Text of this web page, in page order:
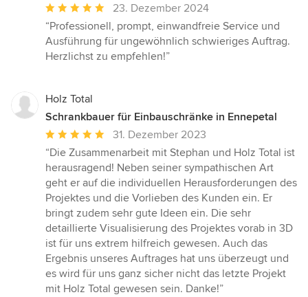
Durchschnittliche
Bewertung:
5
von
23. Dezember 2024
“Professionell, prompt, einwandfreie Service und
Ausführung für ungewöhnlich schwieriges Auftrag.
Herzlichst zu empfehlen!”
Holz Total
Schrankbauer für Einbauschränke in Ennepetal
Durchschnittliche
Bewertung:
5
von
5
Sternen
31. Dezember 2023
“Die Zusammenarbeit mit Stephan und Holz Total ist
herausragend! Neben seiner sympathischen Art
geht er auf die individuellen Herausforderungen des
Projektes und die Vorlieben des Kunden ein. Er
bringt zudem sehr gute Ideen ein. Die sehr
detaillierte Visualisierung des Projektes vorab in 3D
ist für uns extrem hilfreich gewesen. Auch das
Ergebnis unseres Auftrages hat uns überzeugt und
es wird für uns ganz sicher nicht das letzte Projekt
mit Holz Total gewesen sein. Danke!”